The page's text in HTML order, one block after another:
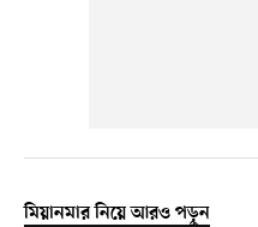
মিয়ানমার নিয়ে আরও পড়ুন